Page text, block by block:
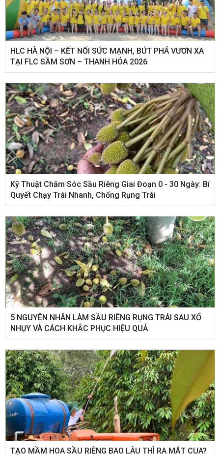
HLC HÀ NỘI – KẾT NỐI SỨC MẠNH, BỨT PHÁ VƯƠN XA
TẠI FLC SẦM SƠN – THANH HÓA 2026
Kỹ Thuật Chăm Sóc Sầu Riêng Giai Đoạn 0 - 30 Ngày: Bí
Quyết Chạy Trái Nhanh, Chống Rụng Trái
5 NGUYÊN NHÂN LÀM SẦU RIÊNG RỤNG TRÁI SAU XỔ
NHỤY VÀ CÁCH KHẮC PHỤC HIỆU QUẢ
TẠO MẦM HOA SẦU RIÊNG BAO LÂU THÌ RA MẮT CUA?